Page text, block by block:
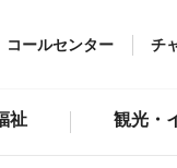
コールセンター チ
祉 観光・